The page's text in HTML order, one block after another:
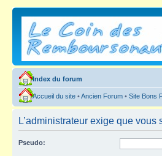
Index du forum
Accueil du site •Ancien Forum • Site Bons
L’administrateur exige que
Pseudo: